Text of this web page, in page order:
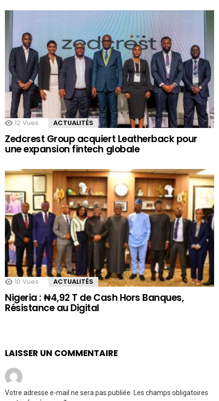
12 Vues ACTUALITÉS
Zedcrest Group acquiert Leatherback pour
une expansion fintech globale
10 Vues ACTUALITÉS
Nigeria : ₦4,92 T de Cash Hors Banques,
Résistance au Digital
LAISSER UN COMMENTAIRE
Votre adresse e-mail ne sera pas publiée.
Les champs obligatoires